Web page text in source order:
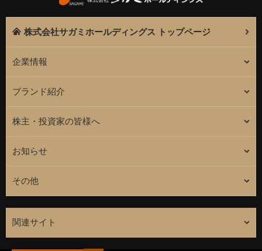
株式会社サガミホールディングス トップページ
企業情報
ブランド紹介
株主・投資家の皆様へ
お知らせ
その他
関連サイト